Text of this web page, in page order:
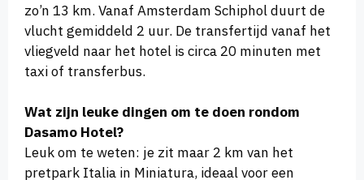
zo’n 13 km. Vanaf Amsterdam Schiphol duurt de
vlucht gemiddeld 2 uur. De transfertijd vanaf het
vliegveld naar het hotel is circa 20 minuten met
taxi of transferbus.
Wat zijn leuke dingen om te doen rondom
Dasamo Hotel?
Leuk om te weten: je zit maar 2 km van het
pretpark Italia in Miniatura, ideaal voor een